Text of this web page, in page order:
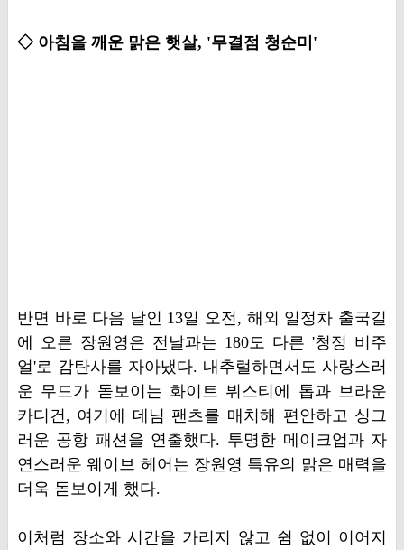
◇ 아침을 깨운 맑은 햇살, '무결점 청순미'
반면 바로 다음 날인 13일 오전, 해외 일정차 출국길
에 오른 장원영은 전날과는 180도 다른 '청정 비주
얼'로 감탄사를 자아냈다. 내추럴하면서도 사랑스러
운 무드가 돋보이는 화이트 뷔스티에 톱과 브라운
카디건, 여기에 데님 팬츠를 매치해 편안하고 싱그
러운 공항 패션을 연출했다. 투명한 메이크업과 자
연스러운 웨이브 헤어는 장원영 특유의 맑은 매력을
더욱 돋보이게 했다.
이처럼 장소와 시간을 가리지 않고 쉼 없이 이어지